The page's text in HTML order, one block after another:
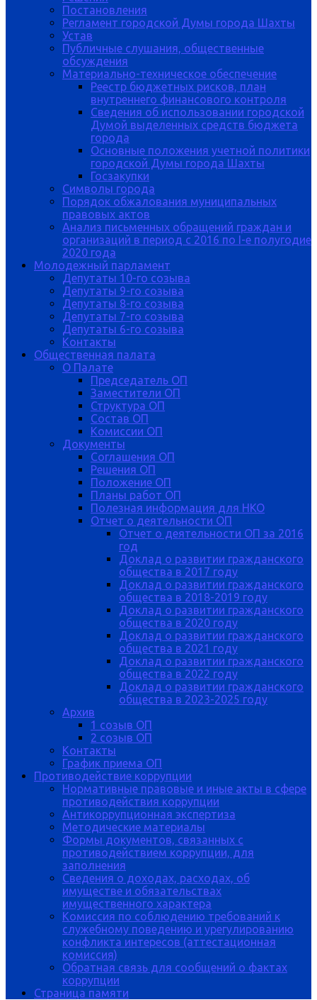
Постановления
Регламент городской Думы города Шахты
Устав
Публичные слушания, общественные
обсуждения
Материально-техническое обеспечение
Реестр бюджетных рисков, план
внутреннего финансового контроля
Сведения об использовании городской
Думой выделенных средств бюджета
города
Основные положения учетной политики
городской Думы города Шахты
Госзакупки
Символы города
Порядок обжалования муниципальных
правовых актов
Анализ письменных обращений граждан и
организаций в период с 2016 по I-е полугодие
2020 года
Молодежный парламент
Депутаты 10-го созыва
Депутаты 9-го созыва
Депутаты 8-го созыва
Депутаты 7-го созыва
Депутаты 6-го созыва
Контакты
Общественная палата
О Палате
Председатель ОП
Заместители ОП
Структура ОП
Состав ОП
Комиссии ОП
Документы
Соглашения ОП
Решения ОП
Положение ОП
Планы работ ОП
Полезная информация для НКО
Отчет о деятельности ОП
Отчет о деятельности ОП за 2016
год
Доклад о развитии гражданского
общества в 2017 году
Доклад о развитии гражданского
общества в 2018-2019 году
Доклад о развитии гражданского
общества в 2020 году
Доклад о развитии гражданского
общества в 2021 году
Доклад о развитии гражданского
общества в 2022 году
Доклад о развитии гражданского
общества в 2023-2025 году
Архив
1 созыв ОП
2 созыв ОП
Контакты
График приема ОП
Противодействие коррупции
Нормативные правовые и иные акты в сфере
противодействия коррупции
Антикоррупционная экспертиза
Методические материалы
Формы документов, связанных с
противодействием коррупции, для
заполнения
Сведения о доходах, расходах, об
имуществе и обязательствах
имущественного характера
Комиссия по соблюдению требований к
служебному поведению и урегулированию
конфликта интересов (аттестационная
комиссия)
Обратная связь для сообщений о фактах
коррупции
Страница памяти